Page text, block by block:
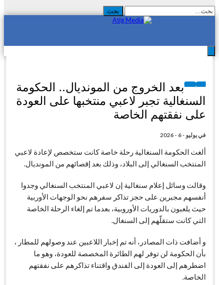
أخباررياضةبعد الخروج من المونديال.. الحكومة
السنغالية تجبر لاعبي منتخبها على العودة
على نفقتهم الخاصة
فييوليو - 6 - 2026
ألغت الحكومة السنغالية رحلة خاصة كانت ستخصص لإعادة لاعبي
المنتخب السنغالي إلى البلاد، وذلك بعد إقصائهم من المونديال.
وقالت وسائل إعلام سنغالية إن لاعبي المنتخب السنغالي وجدوا
أنفسهم مجبرين على حجز تذاكر سفرهم نحو الوجهات الأوربية
حيث يلعبون بالدوريات الأوروبية، بعدما تم إلغاء الرحلة الخاصة
التي كانت ستقلّهم إلى السنغال.
و أضافت ذات المصادر، أنه تم إخبار اللاعبين عند وصولهم للمطار ،
بأن الحكومة لن توفر لهم الطائرة المخصصة للعودة، وهو ما
اضطرهم إلى العودة إلى الفندق واقتناء تذاكرهم على نفقتهم
الخاصة.